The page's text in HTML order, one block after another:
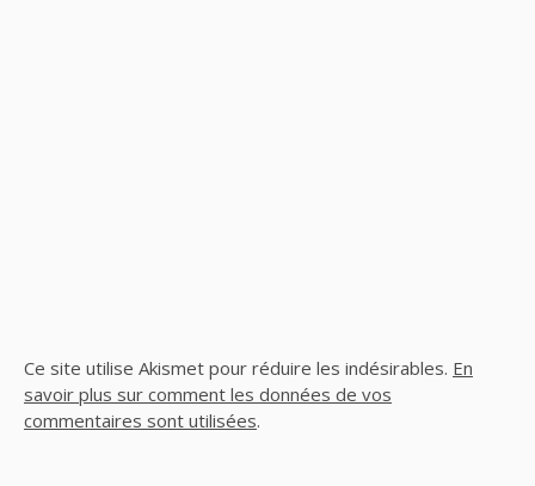
Ce site utilise Akismet pour réduire les indésirables. En
savoir plus sur comment les données de vos
commentaires sont utilisées.